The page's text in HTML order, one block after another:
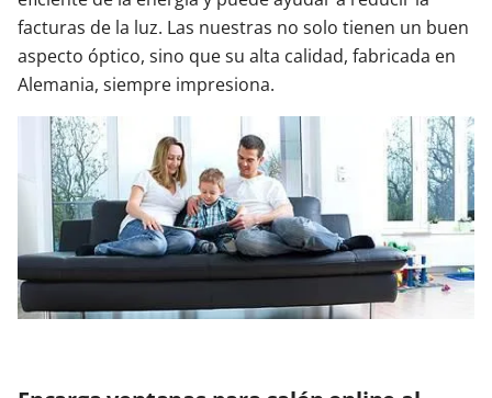
facturas de la luz. Las nuestras no solo tienen un buen
aspecto óptico, sino que su alta calidad, fabricada en
Alemania, siempre impresiona.